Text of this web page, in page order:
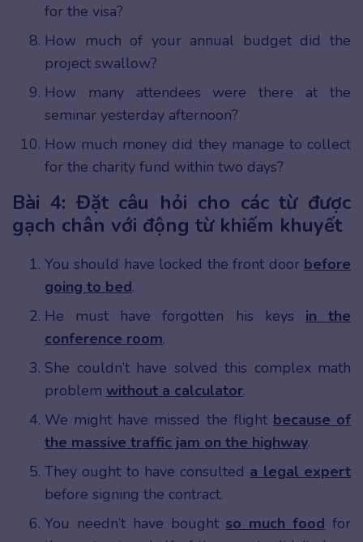
for the visa?
How much of your annual budget did the
project swallow?
How many attendees were there at the
seminar yesterday afternoon?
How much money did they manage to collect
for the charity fund within two days?
Bài 4: Đặt câu hỏi cho các từ được
gạch chân với động từ khiếm khuyết
You should have locked the front door before
going to bed.
He must have forgotten his keys in the
conference room.
She couldn’t have solved this complex math
problem without a calculator.
We might have missed the flight because of
the massive traffic jam on the highway.
They ought to have consulted a legal expert
before signing the contract.
You needn’t have bought so much food for